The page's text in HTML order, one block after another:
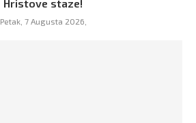
Hristove staze!
Petak, 7 Augusta 2026,